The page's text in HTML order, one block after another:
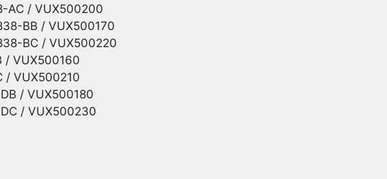
AC / VUX500200
BB / VUX500170
BC / VUX500220
/ VUX500160
/ VUX500210
/ VUX500180
/ VUX500230